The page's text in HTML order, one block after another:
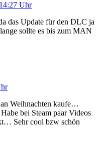
Uhr
das Update für den DLC ja
sollte es bis zum MAN
Weihnachten kaufe…
bei Steam paar Videos
Sehr cool bzw schön